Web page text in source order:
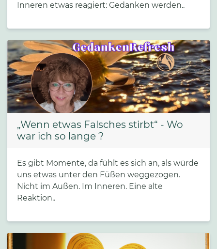
Inneren etwas reagiert: Gedanken werden..
„Wenn etwas Falsches stirbt“ - Wo
war ich so lange ?
Es gibt Momente, da fühlt es sich an, als würde
uns etwas unter den Füßen weggezogen.
Nicht im Außen. Im Inneren. Eine alte
Reaktion..